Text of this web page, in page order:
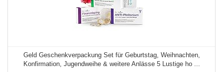
Geld Geschenkverpackung Set für Geburtstag, Weihnachten,
Konfirmation, Jugendweihe & weitere Anlässe 5 Lustige ho ...